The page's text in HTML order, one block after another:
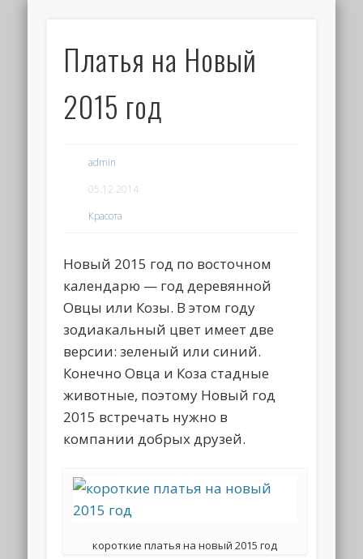
Платья на Новый
2015 год
admin
05.12.2014
Красота
Новый 2015 год по восточном
календарю — год деревянной
Овцы или Козы. В этом году
зодиакальный цвет имеет две
версии: зеленый или синий.
Конечно Овца и Коза стадные
животные, поэтому Новый год
2015 встречать нужно в
компании добрых друзей.
короткие платья на новый 2015 год